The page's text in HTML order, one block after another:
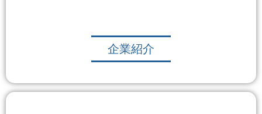
企業紹介